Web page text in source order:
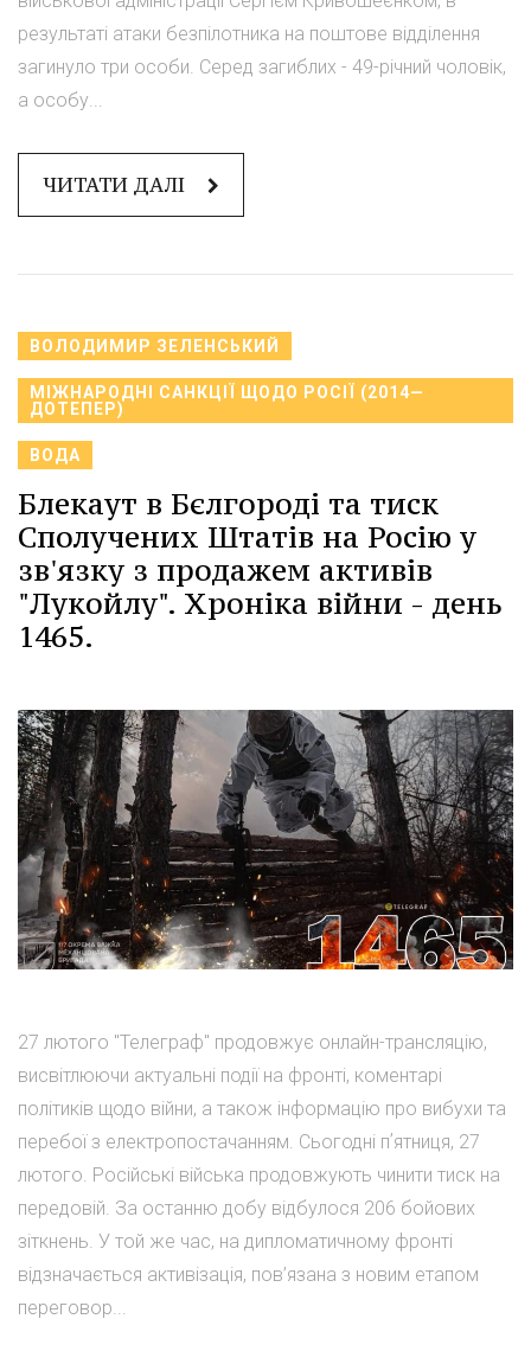
результаті атаки безпілотника на поштове відділення
загинуло три особи. Серед загиблих - 49-річний чоловік,
а особу...
ЧИТАТИ ДАЛІ
ВОЛОДИМИР ЗЕЛЕНСЬКИЙ
МІЖНАРОДНІ САНКЦІЇ ЩОДО РОСІЇ (2014—
ДОТЕПЕР)
ВОДА
Блекаут в Бєлгороді та тиск
Сполучених Штатів на Росію у
зв'язку з продажем активів
"Лукойлу". Хроніка війни - день
1465.
27 лютого "Телеграф" продовжує онлайн-трансляцію,
висвітлюючи актуальні події на фронті, коментарі
політиків щодо війни, а також інформацію про вибухи та
перебої з електропостачанням. Сьогодні пʼятниця, 27
лютого. Російські війська продовжують чинити тиск на
передовій. За останню добу відбулося 206 бойових
зіткнень. У той же час, на дипломатичному фронті
відзначається активізація, пов’язана з новим етапом
переговор...